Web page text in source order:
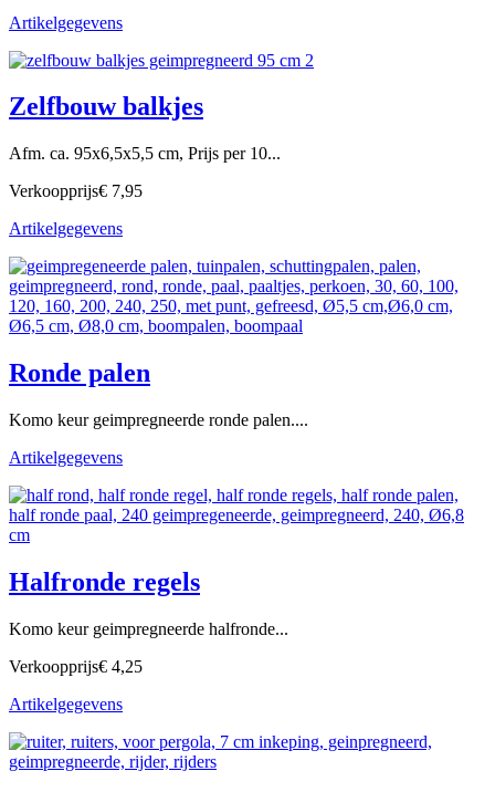
Artikelgegevens
Zelfbouw balkjes
Afm. ca. 95x6,5x5,5 cm, Prijs per 10...
Verkoopprijs€ 7,95
Artikelgegevens
Ronde palen
Komo keur geimpregneerde ronde palen....
Artikelgegevens
Halfronde regels
Komo keur geimpregneerde halfronde...
Verkoopprijs€ 4,25
Artikelgegevens